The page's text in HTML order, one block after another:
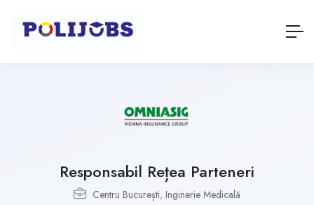
Responsabil Rețea Parteneri
Centru București, Inginerie Medicală